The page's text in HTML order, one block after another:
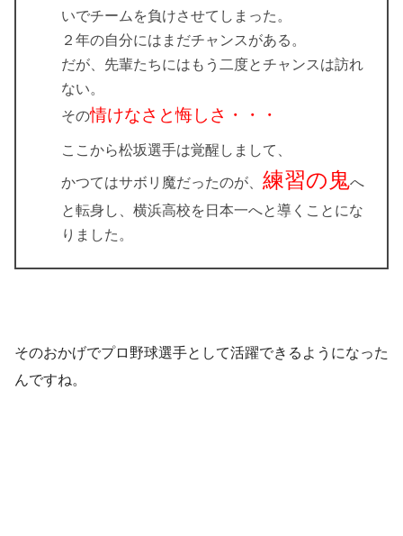
いでチームを負けさせてしまった。
２年の自分にはまだチャンスがある。
だが、先輩たちにはもう二度とチャンスは訪れ
ない。
その情けなさと悔しさ・・・
ここから松坂選手は覚醒しまして、
かつてはサボリ魔だったのが、 練習の鬼へ
と転身し、横浜高校を日本一へと導くことにな
りました。
そのおかげでプロ野球選手として活躍できるようになった
んですね。